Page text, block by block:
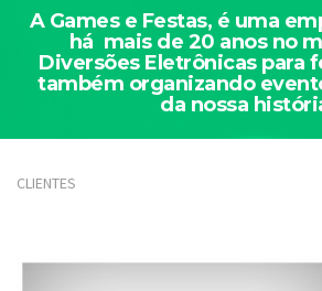
A Games e Festas, é uma
há mais de 20 anos no
Diversões Eletrônicas para
também organizando
da nossa
CLIENTES